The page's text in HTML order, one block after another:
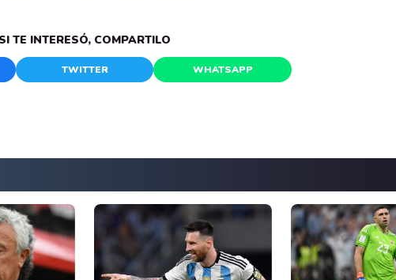
SI TE INTERESÓ, COMPARTILO
TWITTER WHATSAPP